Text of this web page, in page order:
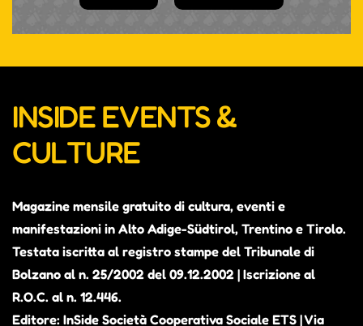
INSIDE EVENTS &
CULTURE
Magazine mensile gratuito di cultura, eventi e
manifestazioni in Alto Adige-Südtirol, Trentino e Tirolo.
Testata iscritta al registro stampe del Tribunale di
Bolzano al n. 25/2002 del 09.12.2002 | Iscrizione al
R.O.C. al n. 12.446.
Editore: InSide Società Cooperativa Sociale ETS | Via